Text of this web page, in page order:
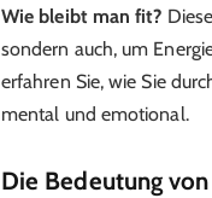
Wie bleibt man fit?
sondern auch, um
erfahren Sie, wie Sie
mental und emotional.
Die Bedeutung